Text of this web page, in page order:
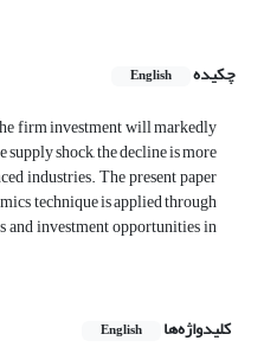
چکیده
English
firm investment will markedly
shock, the decline is more
industries. The present paper
technique is applied through
and investment opportunities in
کلیدواژه‌ها English